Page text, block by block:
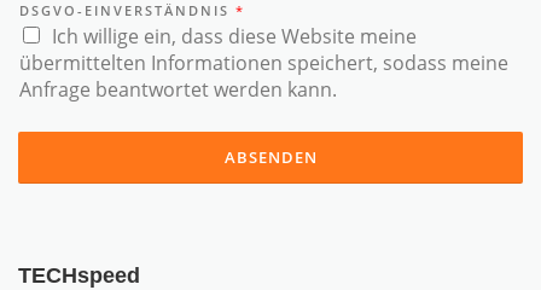
DSGVO-EINVERSTÄNDNIS *
Ich willige ein, dass diese Website meine
übermittelten Informationen speichert, sodass meine
Anfrage beantwortet werden kann.
ABSENDEN
TECHspeed